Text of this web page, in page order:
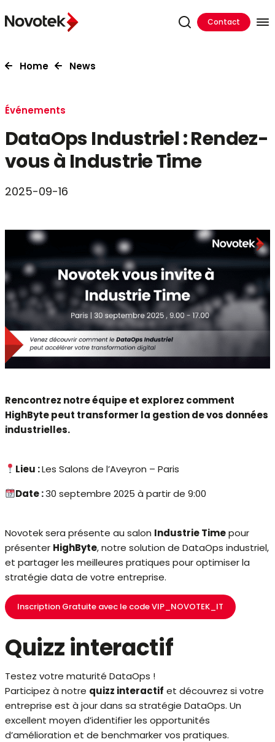
Contact
Home News
Événements
DataOps Industriel : Rendez-
vous à Industrie Time
2025-09-16
Rencontrez notre équipe et explorez comment
HighByte peut transformer la gestion de vos données
industrielles.
Lieu :Les Salons de l’Aveyron – Paris
Date :30 septembre 2025 à partir de 9:00
Novotek sera présente au salon Industrie Timepour
présenter HighByte, notre solution de DataOps industriel,
et partager les meilleures pratiques pour optimiser la
stratégie data de votre entreprise.
Inscription Gratuite avec le code VIP_NOVOTEK_IT
Quizz interactif
Testez votre maturité DataOps !
Participez à notre quizz interactif et découvrez si votre
entreprise est à jour dans sa stratégie DataOps. Un
excellent moyen d’identifier les opportunités
d’amélioration et de benchmarker vos pratiques.